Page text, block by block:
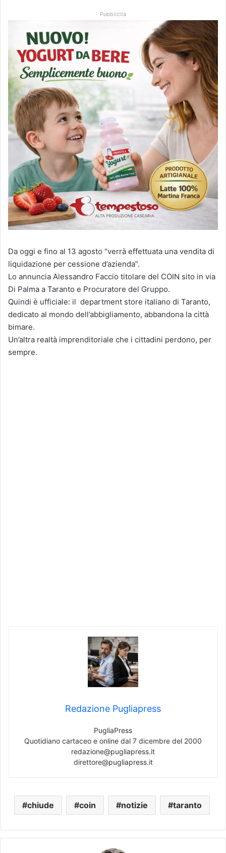
Pubblicità
Da oggi e fino al 13 agosto “verrà effettuata una vendita di
liquidazione per cessione d’azienda”.
Lo annuncia Alessandro Faccio titolare del COIN sito in via
Di Palma a Taranto e Procuratore del Gruppo.
Quindi è ufficiale: il department store italiano di Taranto,
dedicato al mondo dell’abbigliamento, abbandona la città
bimare.
Un’altra realtà imprenditoriale che i cittadini perdono, per
sempre.
Redazione Pugliapress
PugliaPress
Quotidiano cartaceo e online dal 7 dicembre del 2000
redazione@pugliapress.it
direttore@pugliapress.it
chiude coin notizie taranto